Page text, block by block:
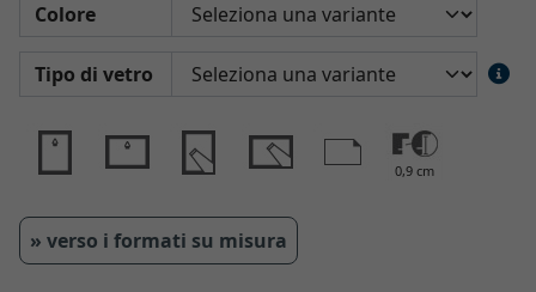
Colore
Tipo di vetro
0,9 cm
» verso i formati su misura